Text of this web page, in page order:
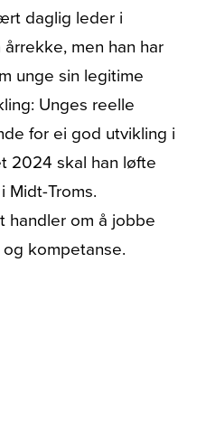
daglig leder i
men han har
unge sin legitime
Unges reelle
for ei god utvikling i
2024 skal han løfte
Midt-Troms.
handler om å jobbe
kompetanse.